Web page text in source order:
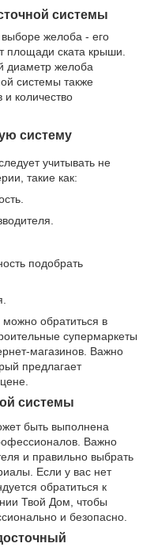
системы
желоба - его
площади ската крыши.
диаметр желоба
системы также
и количество
систему
учитывать не
такие как:
подобрать
обратиться в
супермаркеты
магазинов. Важно
предлагает
системы
быть выполнена
Важно
и правильно выбрать
Если у вас нет
обратиться к
Твой Дом, чтобы
и безопасно.